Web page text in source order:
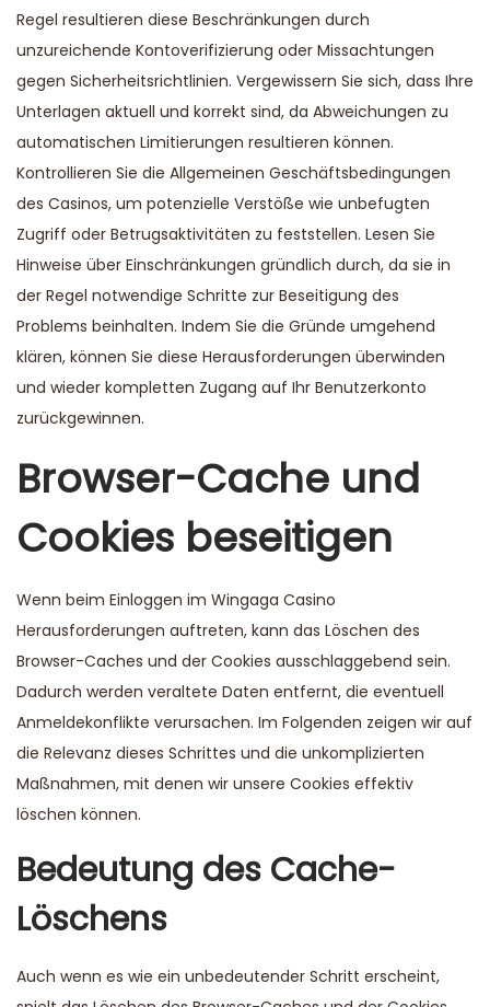
Regel resultieren diese Beschränkungen durch
unzureichende Kontoverifizierung oder Missachtungen
gegen Sicherheitsrichtlinien. Vergewissern Sie sich, dass Ihre
Unterlagen aktuell und korrekt sind, da Abweichungen zu
automatischen Limitierungen resultieren können.
Kontrollieren Sie die Allgemeinen Geschäftsbedingungen
des Casinos, um potenzielle Verstöße wie unbefugten
Zugriff oder Betrugsaktivitäten zu feststellen. Lesen Sie
Hinweise über Einschränkungen gründlich durch, da sie in
der Regel notwendige Schritte zur Beseitigung des
Problems beinhalten. Indem Sie die Gründe umgehend
klären, können Sie diese Herausforderungen überwinden
und wieder kompletten Zugang auf Ihr Benutzerkonto
zurückgewinnen.
Browser-Cache und
Cookies beseitigen
Wenn beim Einloggen im Wingaga Casino
Herausforderungen auftreten, kann das Löschen des
Browser-Caches und der Cookies ausschlaggebend sein.
Dadurch werden veraltete Daten entfernt, die eventuell
Anmeldekonflikte verursachen. Im Folgenden zeigen wir auf
die Relevanz dieses Schrittes und die unkomplizierten
Maßnahmen, mit denen wir unsere Cookies effektiv
löschen können.
Bedeutung des Cache-
Löschens
Auch wenn es wie ein unbedeutender Schritt erscheint,